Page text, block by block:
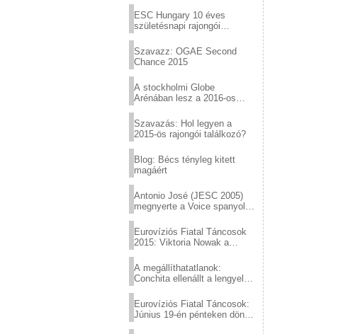
sztárjai a Margitszigeten
ESC Hungary 10 éves
születésnapi rajongói
Szavazz: OGAE Second
Chance 2015
A stockholmi Globe
Arénában lesz a 2016-os
Szavazás: Hol legyen a
2015-ös rajongói találkozó?
Blog: Bécs tényleg kitett
magáért
Antonio José (JESC 2005)
megnyerte a Voice spanyol
Eurovíziós Fiatal Táncosok
2015: Viktoria Nowak a
A megállíthatatlanok:
Conchita ellenállt a lengyel
Eurovíziós Fiatal Táncosok:
Június 19-én pénteken döntő